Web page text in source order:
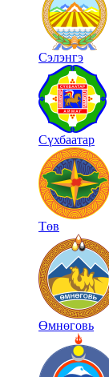
Сэлэнгэ
Сүхбаатар
Төв
Өмнөговь